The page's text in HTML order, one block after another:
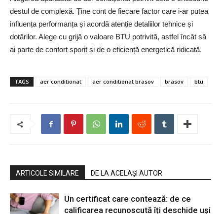
destul de complexă. Ține cont de fiecare factor care i-ar putea
influența performanța și acordă atenție detaliilor tehnice și
dotărilor. Alege cu grijă o valoare BTU potrivită, astfel încât să
ai parte de confort sporit și de o eficiență energetică ridicată.
TAGS aer conditionat aer conditionat brasov brasov btu
ARTICOLE SIMILARE DE LA ACELAȘI AUTOR
Un certificat care contează: de ce
calificarea recunoscută îți deschide uși